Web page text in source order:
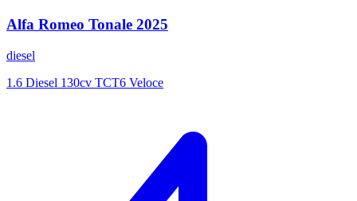
Alfa Romeo Tonale 2025
diesel
1.6 Diesel 130cv TCT6 Veloce